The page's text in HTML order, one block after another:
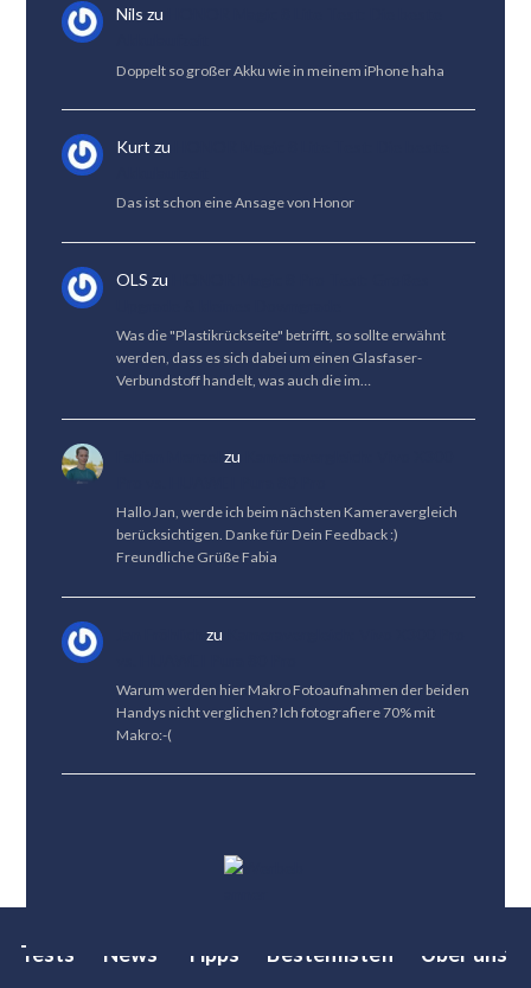
Nils zu
Doppelt so großer Akku wie in meinem iPhone haha
Kurt zu
Das ist schon eine Ansage von Honor
OLS zu
Was die "Plastikrückseite" betrifft, so sollte erwähnt
werden, dass es sich dabei um einen Glasfaser-
Verbundstoff handelt, was auch die im…
zu
Hallo Jan, werde ich beim nächsten Kameravergleich
berücksichtigen. Danke für Dein Feedback :)
Freundliche Grüße Fabia
zu
Warum werden hier Makro Fotoaufnahmen der beiden
Handys nicht verglichen? Ich fotografiere 70% mit
Makro:-(
Tests News Tipps Bestenlisten
Über uns